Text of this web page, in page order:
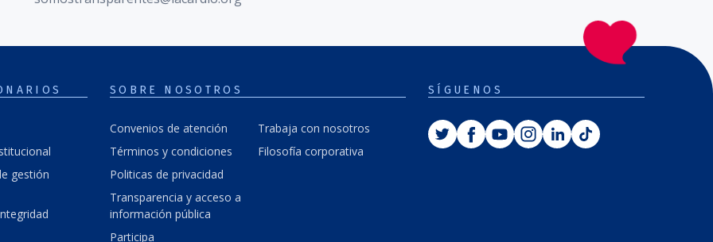
gestión
SOBRE NOSOTROS
Convenios de atención
Términos y condiciones
Politicas de privacidad
Transparencia y acceso a
información pública
Participa
Trabaja con nosotros
Filosofía corporativa
SÍGUENOS
TwitterFacebook
YoutubeInstagram
LinkedinTiktok